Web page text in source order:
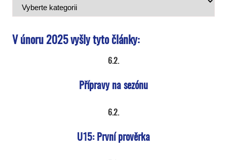
V únoru 2025 vyšly tyto články:
6.2.
Přípravy na sezónu
6.2.
U15: První prověrka